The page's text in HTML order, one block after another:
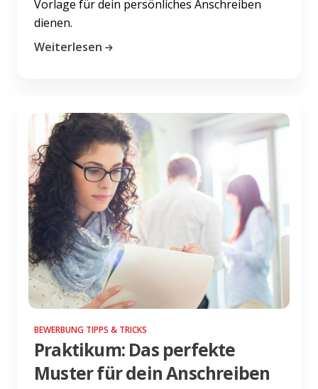
Vorlage für dein persönliches Anschreiben
dienen.
Weiterlesen
BEWERBUNG TIPPS & TRICKS
Praktikum: Das perfekte
Muster für dein Anschreiben